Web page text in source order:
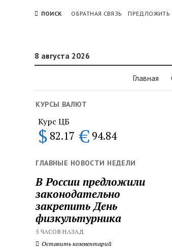
ПОИСК ОБРАТНАЯ СВЯЗЬ ПРЕДЛОЖИТЬ
8 августа 2026
Главная
КУРСЫ ВАЛЮТ
Курс ЦБ
$ 82.17 € 94.84
ГЛАВНЫЕ НОВОСТИ НЕДЕЛИ
В России предложили
законодательно
закрепить День
физкультурника
5 ЧАСОВ НАЗАД
Оставить комментарий